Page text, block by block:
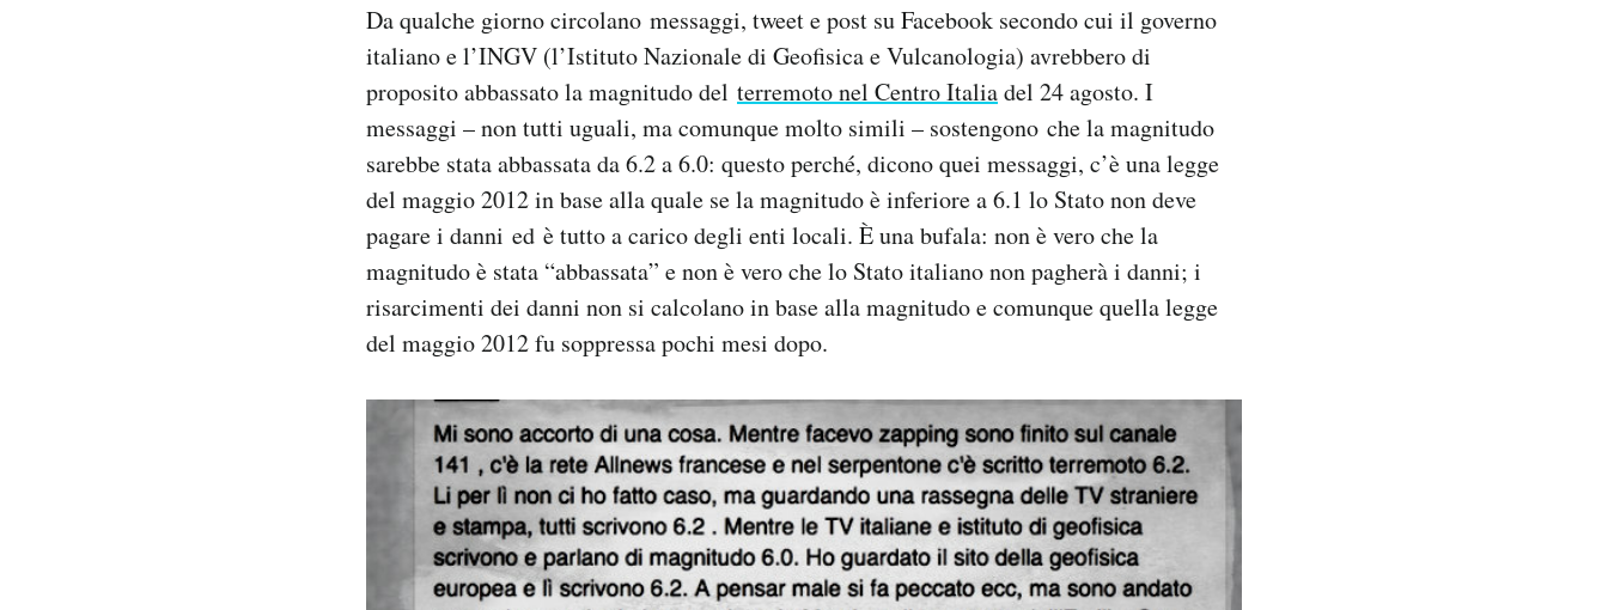
Da qualche giorno circolano messaggi, tweet e post su Facebook secondo cui il governo
italiano e l’INGV (l’Istituto Nazionale di Geofisica e Vulcanologia) avrebbero di
proposito abbassato la magnitudo del terremoto nel Centro Italiadel 24 agosto. I
messaggi – non tutti uguali, ma comunque molto simili – sostengono che la magnitudo
sarebbe stata abbassata da 6.2 a 6.0: questo perché, dicono quei messaggi, c’è una legge
del maggio 2012 in base alla quale se la magnitudo è inferiore a 6.1 lo Stato non deve
pagare i danni ed è tutto a carico degli enti locali. È una bufala: non è vero che la
magnitudo è stata “abbassata” e non è vero che lo Stato italiano non pagherà i danni; i
risarcimenti dei danni non si calcolano in base alla magnitudo e comunque quella legge
del maggio 2012 fu soppressa pochi mesi dopo.